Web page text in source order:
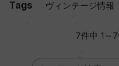
Tags ヴィンテージ情報
7件中 1～